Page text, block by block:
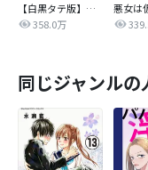
【白黒タテ版】孕むまで乱れいけ～身代わり花嫁と軍服の猛愛
358.0万
同じジャンルの